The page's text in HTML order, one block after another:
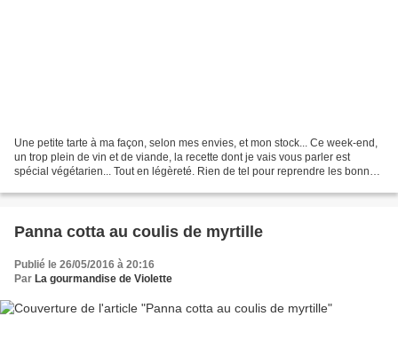
Une petite tarte à ma façon, selon mes envies, et mon stock... Ce week-end,
un trop plein de vin et de viande, la recette dont je vais vous parler est
spécial végétarien... Tout en légèreté. Rien de tel pour reprendre les bonnes
Panna cotta au coulis de myrtille
Publié le 26/05/2016 à 20:16
Par La gourmandise de Violette